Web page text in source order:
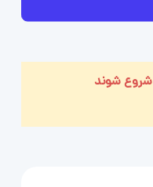
شروع شوند